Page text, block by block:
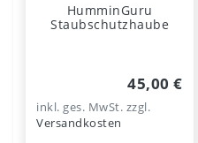
HumminGuru
Staubschutzhaube
45,00 €
inkl. ges. MwSt. zzgl.
Versandkosten